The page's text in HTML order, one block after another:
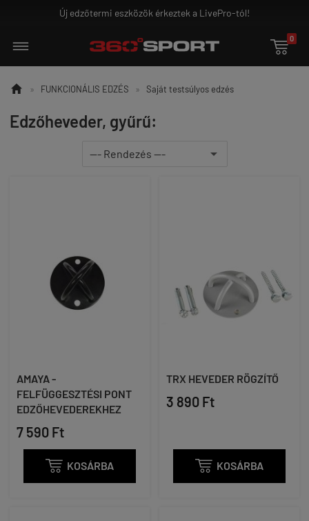
Új edzőtermi eszközök érkeztek a LivePro-tól!

0
 » FUNKCIONÁLIS EDZÉS » Saját testsúlyos edzés
Edzőheveder, gyűrű:
AMAYA -
FELFÜGGESZTÉSI PONT
EDZŐHEVEDEREKHEZ
7 590 Ft
 KOSÁRBA
TRX HEVEDER RÖGZÍTŐ
3 890 Ft
 KOSÁRBA